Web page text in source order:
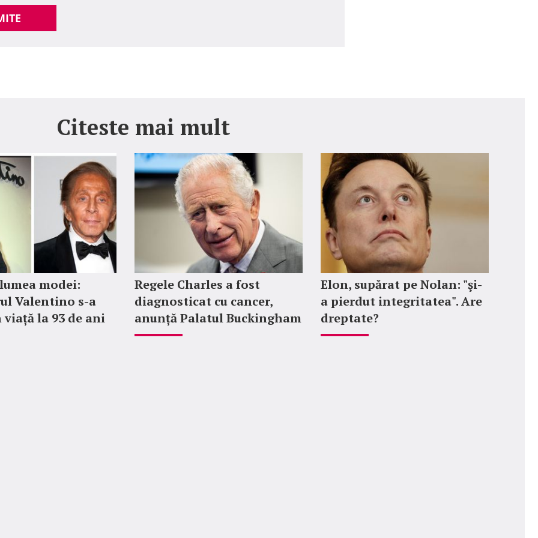
Citeste mai mult
modei:
Valentino s-a
la 93 de ani
Regele Charles a fost
diagnosticat cu cancer,
anunță Palatul Buckingham
Elon, supărat pe Nolan: "şi-
a pierdut integritatea". Are
dreptate?